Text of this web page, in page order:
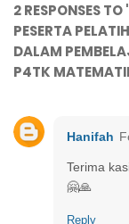
2 RESPONSES
PESERTA
DALAM
P4TK
Hanifah
Terima
🤗🙏
Reply